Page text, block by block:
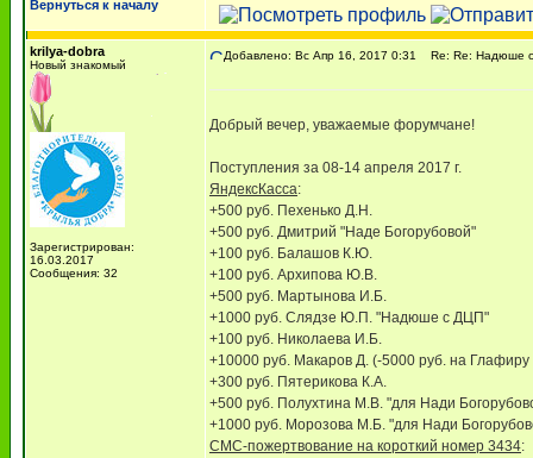
Вернуться к началу
krilya-dobra
Новый знакомый
Зарегистрирован:
16.03.2017
Сообщения: 32
Добавлено: Вс Апр 16, 2017 0:31 Re: Re: Надюше
Добрый вечер, уважаемые форумчане!
Поступления за 08-14 апреля 2017 г.
ЯндексКасса:
+500 руб. Пехенько Д.Н.
+500 руб. Дмитрий "Наде Богорубовой"
+100 руб. Балашов К.Ю.
+100 руб. Архипова Ю.В.
+500 руб. Мартынова И.Б.
+1000 руб. Слядзе Ю.П. "Надюше с ДЦП"
+100 руб. Николаева И.Б.
+10000 руб. Макаров Д. (-5000 руб. на Глафиру
+300 руб. Пятерикова К.А.
+500 руб. Полухтина М.В. "для Нади
+1000 руб. Морозова М.Б. "для Нади
СМС-пожертвование на короткий номер 3434: